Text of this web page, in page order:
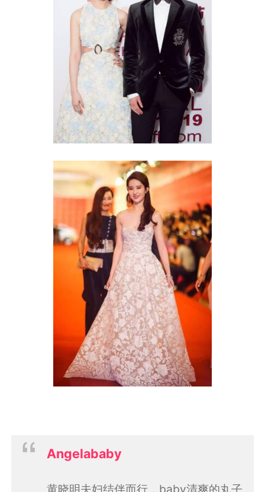
Angelababy
黄晓明夫妇结伴而行，baby清爽的丸子